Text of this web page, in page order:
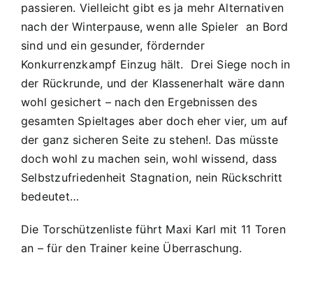
passieren. Vielleicht gibt es ja mehr Alternativen
nach der Winterpause, wenn alle Spieler an Bord
sind und ein gesunder, fördernder
Konkurrenzkampf Einzug hält. Drei Siege noch in
der Rückrunde, und der Klassenerhalt wäre dann
wohl gesichert – nach den Ergebnissen des
gesamten Spieltages aber doch eher vier, um auf
der ganz sicheren Seite zu stehen!. Das müsste
doch wohl zu machen sein, wohl wissend, dass
Selbstzufriedenheit Stagnation, nein Rückschritt
bedeutet…
Die Torschützenliste führt Maxi Karl mit 11 Toren
an – für den Trainer keine Überraschung.